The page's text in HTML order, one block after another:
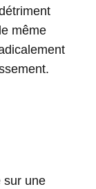
même
sur une